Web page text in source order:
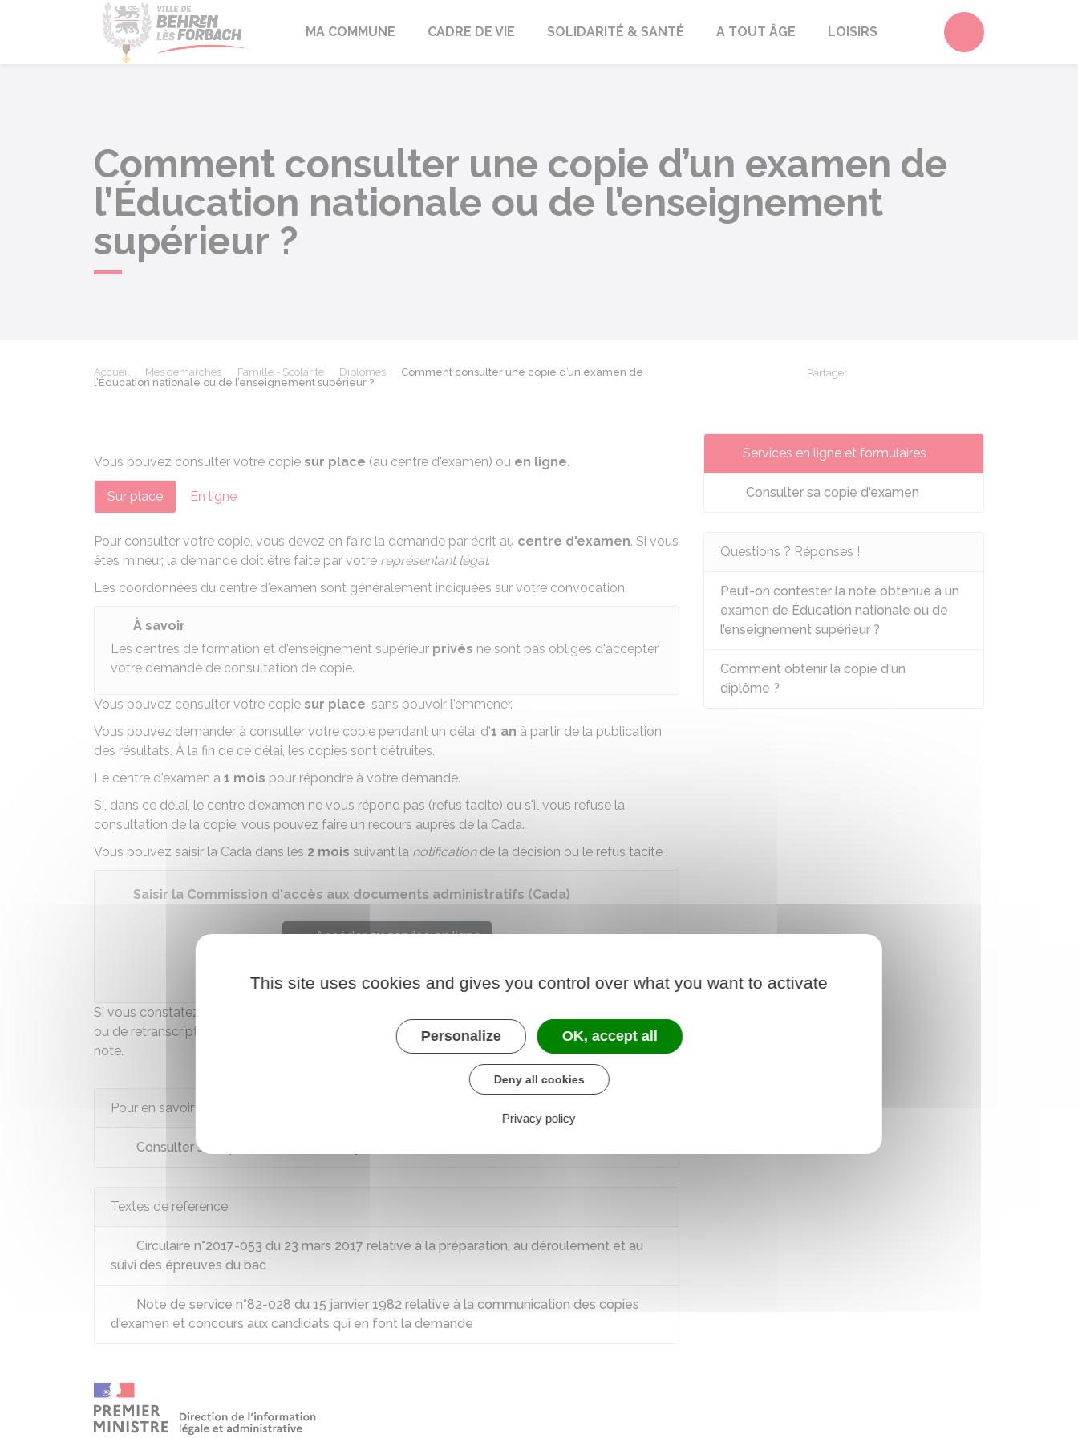
Behren-lès-Forbach
MA COMMUNE CADRE DE VIE SOLIDARITÉ & SANTÉ A TOUT ÂGE LOISIRS Accéder au
Comment consulter une copie d’un examen de
l’Éducation nationale ou de l’enseignement
supérieur ?
Accueil Mes démarches Famille - Scolarité Diplômes
Comment consulter une copie d’un examen de
l’Éducation nationale ou de l’enseignement supérieur ?
Partager
Vous pouvez consulter votre copie sur place (au centre d'examen) ou en ligne.
Sur place En ligne
Pour consulter votre copie, vous devez en faire la demande par écrit au centre d'examen. Si vous
êtes mineur, la demande doit être faite par votre représentant légal.
Les coordonnées du centre d'examen sont généralement indiquées sur votre convocation.
À savoir
Les centres de formation et d'enseignement supérieur privés ne sont pas obligés d'accepter
votre demande de consultation de copie.
Vous pouvez consulter votre copie sur place, sans pouvoir l'emmener.
Vous pouvez demander à consulter votre copie pendant un délai d'1 an à partir de la publication
des résultats. À la fin de ce délai, les copies sont détruites.
Le centre d'examen a 1 mois pour répondre à votre demande.
Si, dans ce délai, le centre d'examen ne vous répond pas (refus tacite) ou s'il vous refuse la
consultation de la copie, vous pouvez faire un recours auprès de la Cada.
Vous pouvez saisir la Cada dans les 2 mois suivant la notificationde la décision ou le refus tacite :
Saisir la Commission d'accès aux documents administratifs (Cada)
Accéder au service en ligne
Commission d'accès aux documents administratifs (Cada)
Si vous constatez une erreur matérielle comme, par exemple, une erreur de comptage des points
ou de retranscription de la note entre la copie et le relevé de note, vous pouvezcontester votre
note.
Pour en savoir plus
Consulter sa copie d’examen avec Cyclades
Textes de référence
Circulaire n°2017-053 du 23 mars 2017 relative à la préparation, au déroulement et au
suivi des épreuves du bac
Note de service n°82-028 du 15 janvier 1982 relative à la communication des copies
d'examen et concours aux candidats qui en font la demande
Services en ligne et formulaires
Consulter sa copie d'examen
Questions ? Réponses !
Peut-on contester la note obtenue à un
examen de Éducation nationale ou de
l’enseignement supérieur ?
Comment obtenir la copie d'un
diplôme ?
This site uses cookies and gives you control over what you want to activate
Personalize OK, accept all
Deny all cookies
Privacy policy